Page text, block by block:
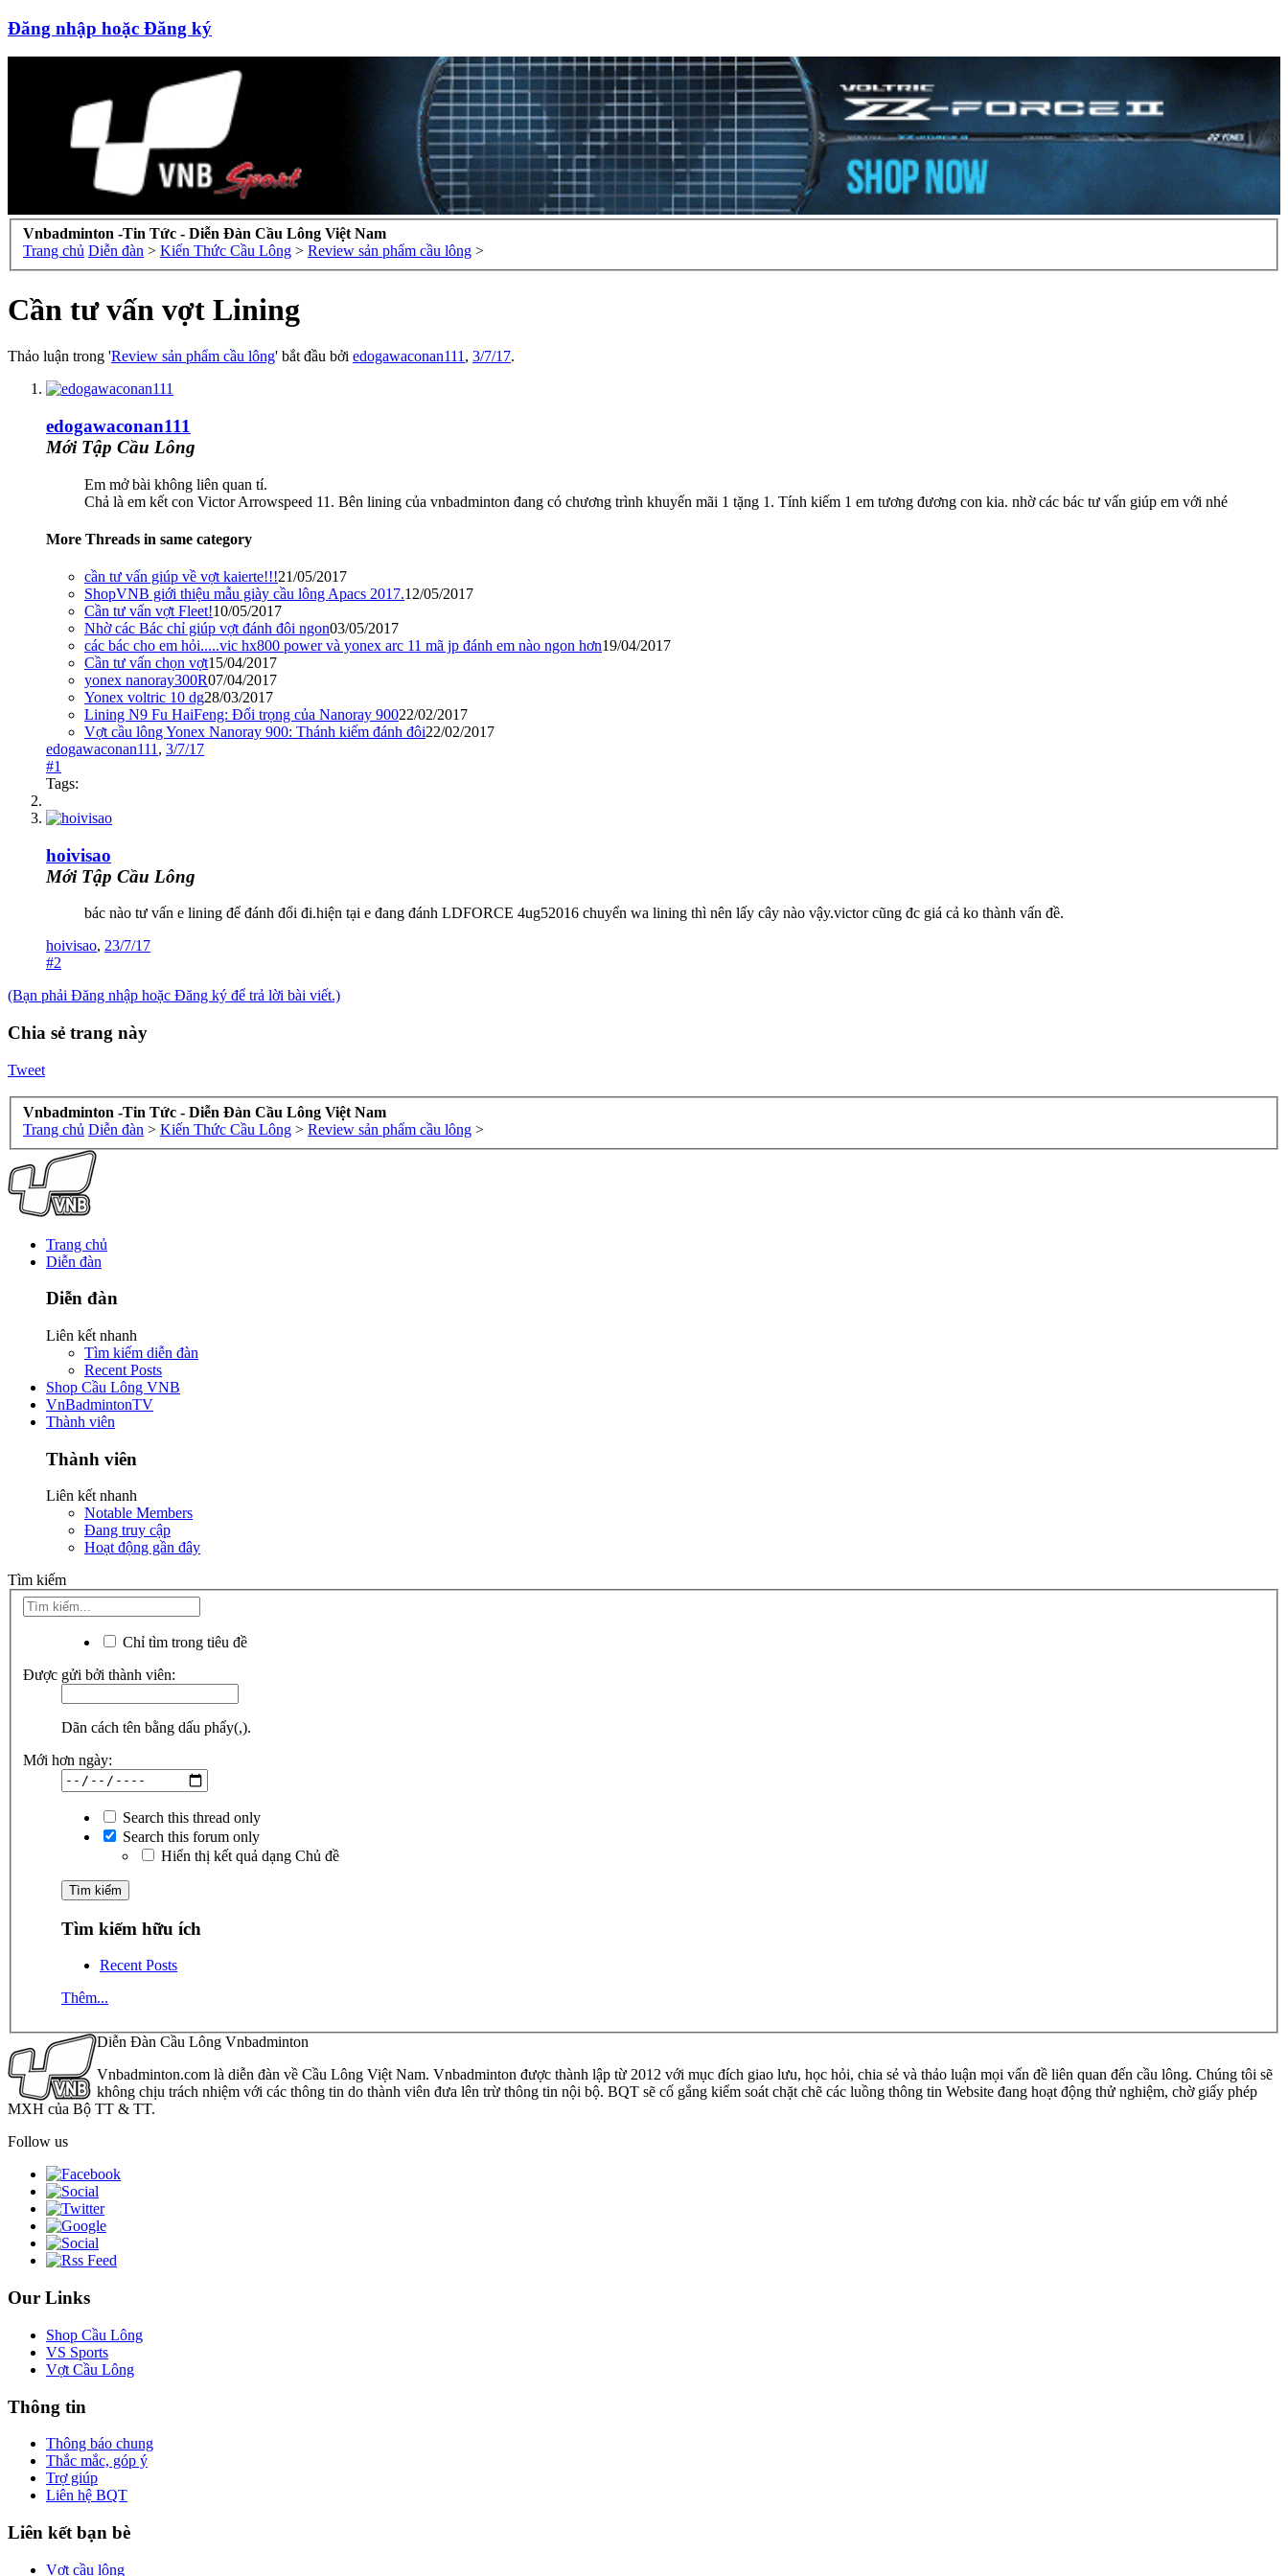
Đăng nhập hoặc Đăng ký
Vnbadminton -Tin Tức - Diễn Đàn Cầu Lông Việt Nam
Trang chủ Diễn đàn > Kiến Thức Cầu Lông > Review sản phẩm cầu lông >
Cần tư vấn vợt Lining
Thảo luận trong 'Review sản phẩm cầu lông' bắt đầu bởi edogawaconan111 , 3/7/17.
edogawaconan111
Mới Tập Cầu Lông
Em mở bài không liên quan tí.
Chả là em kết con Victor Arrowspeed 11. Bên lining của vnbadminton đang có chương trình khuyến mãi 1 tặng 1. Tính kiếm 1 em tương đương con kia. nhờ các bác tư vấn giúp em với nhé
More Threads in same category
cần tư vấn giúp về vợt kaierte!!!21/05/2017
ShopVNB giới thiệu mẫu giày cầu lông Apacs 2017.12/05/2017
Cần tư vấn vợt Fleet!10/05/2017
Nhờ các Bác chỉ giúp vợt đánh đôi ngon03/05/2017
các bác cho em hỏi.....vic hx800 power và yonex arc 11 mã jp đánh em nào ngon hơn19/04/2017
Cần tư vấn chọn vợt15/04/2017
yonex nanoray300R07/04/2017
Yonex voltric 10 dg28/03/2017
Lining N9 Fu HaiFeng: Đối trọng của Nanoray 90022/02/2017
Vợt cầu lông Yonex Nanoray 900: Thánh kiếm đánh đôi22/02/2017
edogawaconan111 , 3/7/17
#1
Tags:
hoivisao
Mới Tập Cầu Lông
bác nào tư vấn e lining để đánh đổi đi.hiện tại e đang đánh LDFORCE 4ug52016 chuyển wa lining thì nên lấy cây nào vậy.victor cũng đc giá cả ko thành vấn đề.
hoivisao, 23/7/17
#2
(Bạn phải Đăng nhập hoặc Đăng ký để trả lời bài viết.)
Chia sẻ trang này
Tweet
Vnbadminton -Tin Tức - Diễn Đàn Cầu Lông Việt Nam
Trang chủ Diễn đàn > Kiến Thức Cầu Lông > Review sản phẩm cầu lông >
Trang chủ
Diễn đàn
Diễn đàn
Liên kết nhanh
Tìm kiếm diễn đàn
Recent Posts
Shop Cầu Lông VNB
VnBadmintonTV
Thành viên
Thành viên
Liên kết nhanh
Notable Members
Đang truy cập
Hoạt động gần đây
Tìm kiếm
Chỉ tìm trong tiêu đề
Được gửi bởi thành viên:
Dãn cách tên bằng dấu phẩy(,).
Mới hơn ngày:
Search this thread only
Search this forum only
Hiển thị kết quả dạng Chủ đề
Tìm kiếm hữu ích
Recent Posts
Thêm...
Diễn Đàn Cầu Lông Vnbadminton
Vnbadminton.com là diễn đàn về Cầu Lông Việt Nam. Vnbadminton được thành lập từ 2012 với mục đích giao lưu, học hỏi, chia sẻ và thảo luận mọi vấn đề liên quan đến cầu lông. Chúng tôi sẽ
không chịu trách nhiệm với các thông tin do thành viên đưa lên trừ thông tin nội bộ. BQT sẽ cố gắng kiểm soát chặt chẽ các luồng thông tin Website đang hoạt động thử nghiệm, chờ giấy phép
MXH của Bộ TT & TT.
Follow us
Our Links
Shop Cầu Lông
VS Sports
Vợt Cầu Lông
Thông tin
Thông báo chung
Thắc mắc, góp ý
Trợ giúp
Liên hệ BQT
Liên kết bạn bè
Vợt cầu lông